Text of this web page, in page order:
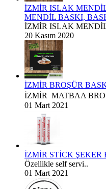
İZMİR ISLAK
MENDİL BASKI,
İZMİR ISLAK
20 Kasım 2020
İZMİR BROŞÜR
İZMİR MATBAA
01 Mart 2021
İZMİR STİCK ŞEKER
Özellikle self servi..
01 Mart 2021